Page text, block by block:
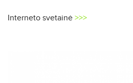
Interneto svetainė >>>